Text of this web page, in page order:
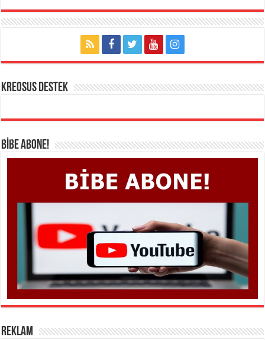
KREOSUS DESTEK
BİBE ABONE!
REKLAM